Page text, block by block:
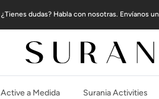
¿Tienes dudas? Habla con nosotras. Envíanos un
Active a Medida Surania Activities